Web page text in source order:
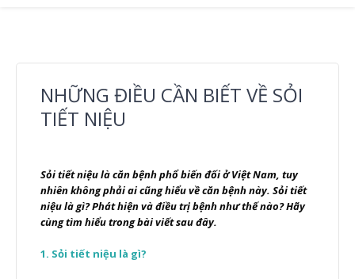
NHỮNG ĐIỀU CẦN BIẾT VỀ SỎI
TIẾT NIỆU
Sỏi tiết niệu là căn bệnh phổ biến đối ở Việt Nam, tuy
nhiên không phải ai cũng hiểu về căn bệnh này. Sỏi tiết
niệu là gì? Phát hiện và điều trị bệnh như thế nào? Hãy
cùng tìm hiểu trong bài viết sau đây.
1. Sỏi tiết niệu là gì?